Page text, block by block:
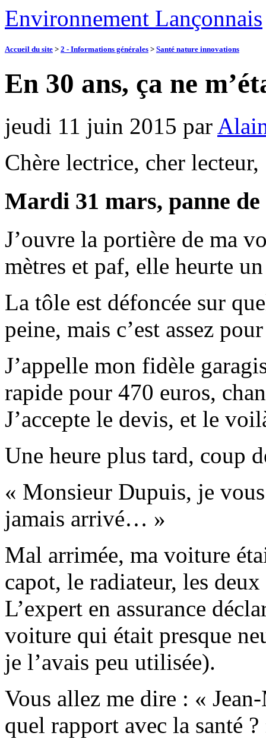
Environnement Lançonnais
Accueil du site > 2 - Informations générales > Santé nature innovations
En 30 ans, ça ne
jeudi 11 juin 2015 par
Chère lectrice, cher lecteur,
Mardi 31 mars, panne
J’ouvre la portière de ma
mètres et paf, elle heurte
La tôle est défoncée sur
peine, mais c’est assez
J’appelle mon fidèle
rapide pour 470 euros,
J’accepte le devis, et le
Une heure plus tard, coup
« Monsieur Dupuis, je vous
jamais arrivé… »
Mal arrimée, ma voiture
capot, le radiateur, les
L’expert en assurance
voiture qui était presque
je l’avais peu utilisée).
Vous allez me dire : «
quel rapport avec la santé